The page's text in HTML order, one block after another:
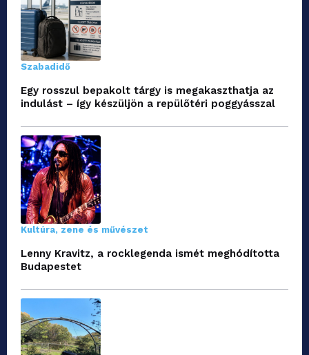
Szabadidő
Egy rosszul bepakolt tárgy is megakaszthatja az
indulást – így készüljön a repülőtéri poggyásszal
Kultúra, zene és művészet
Lenny Kravitz, a rocklegenda ismét meghódította
Budapestet